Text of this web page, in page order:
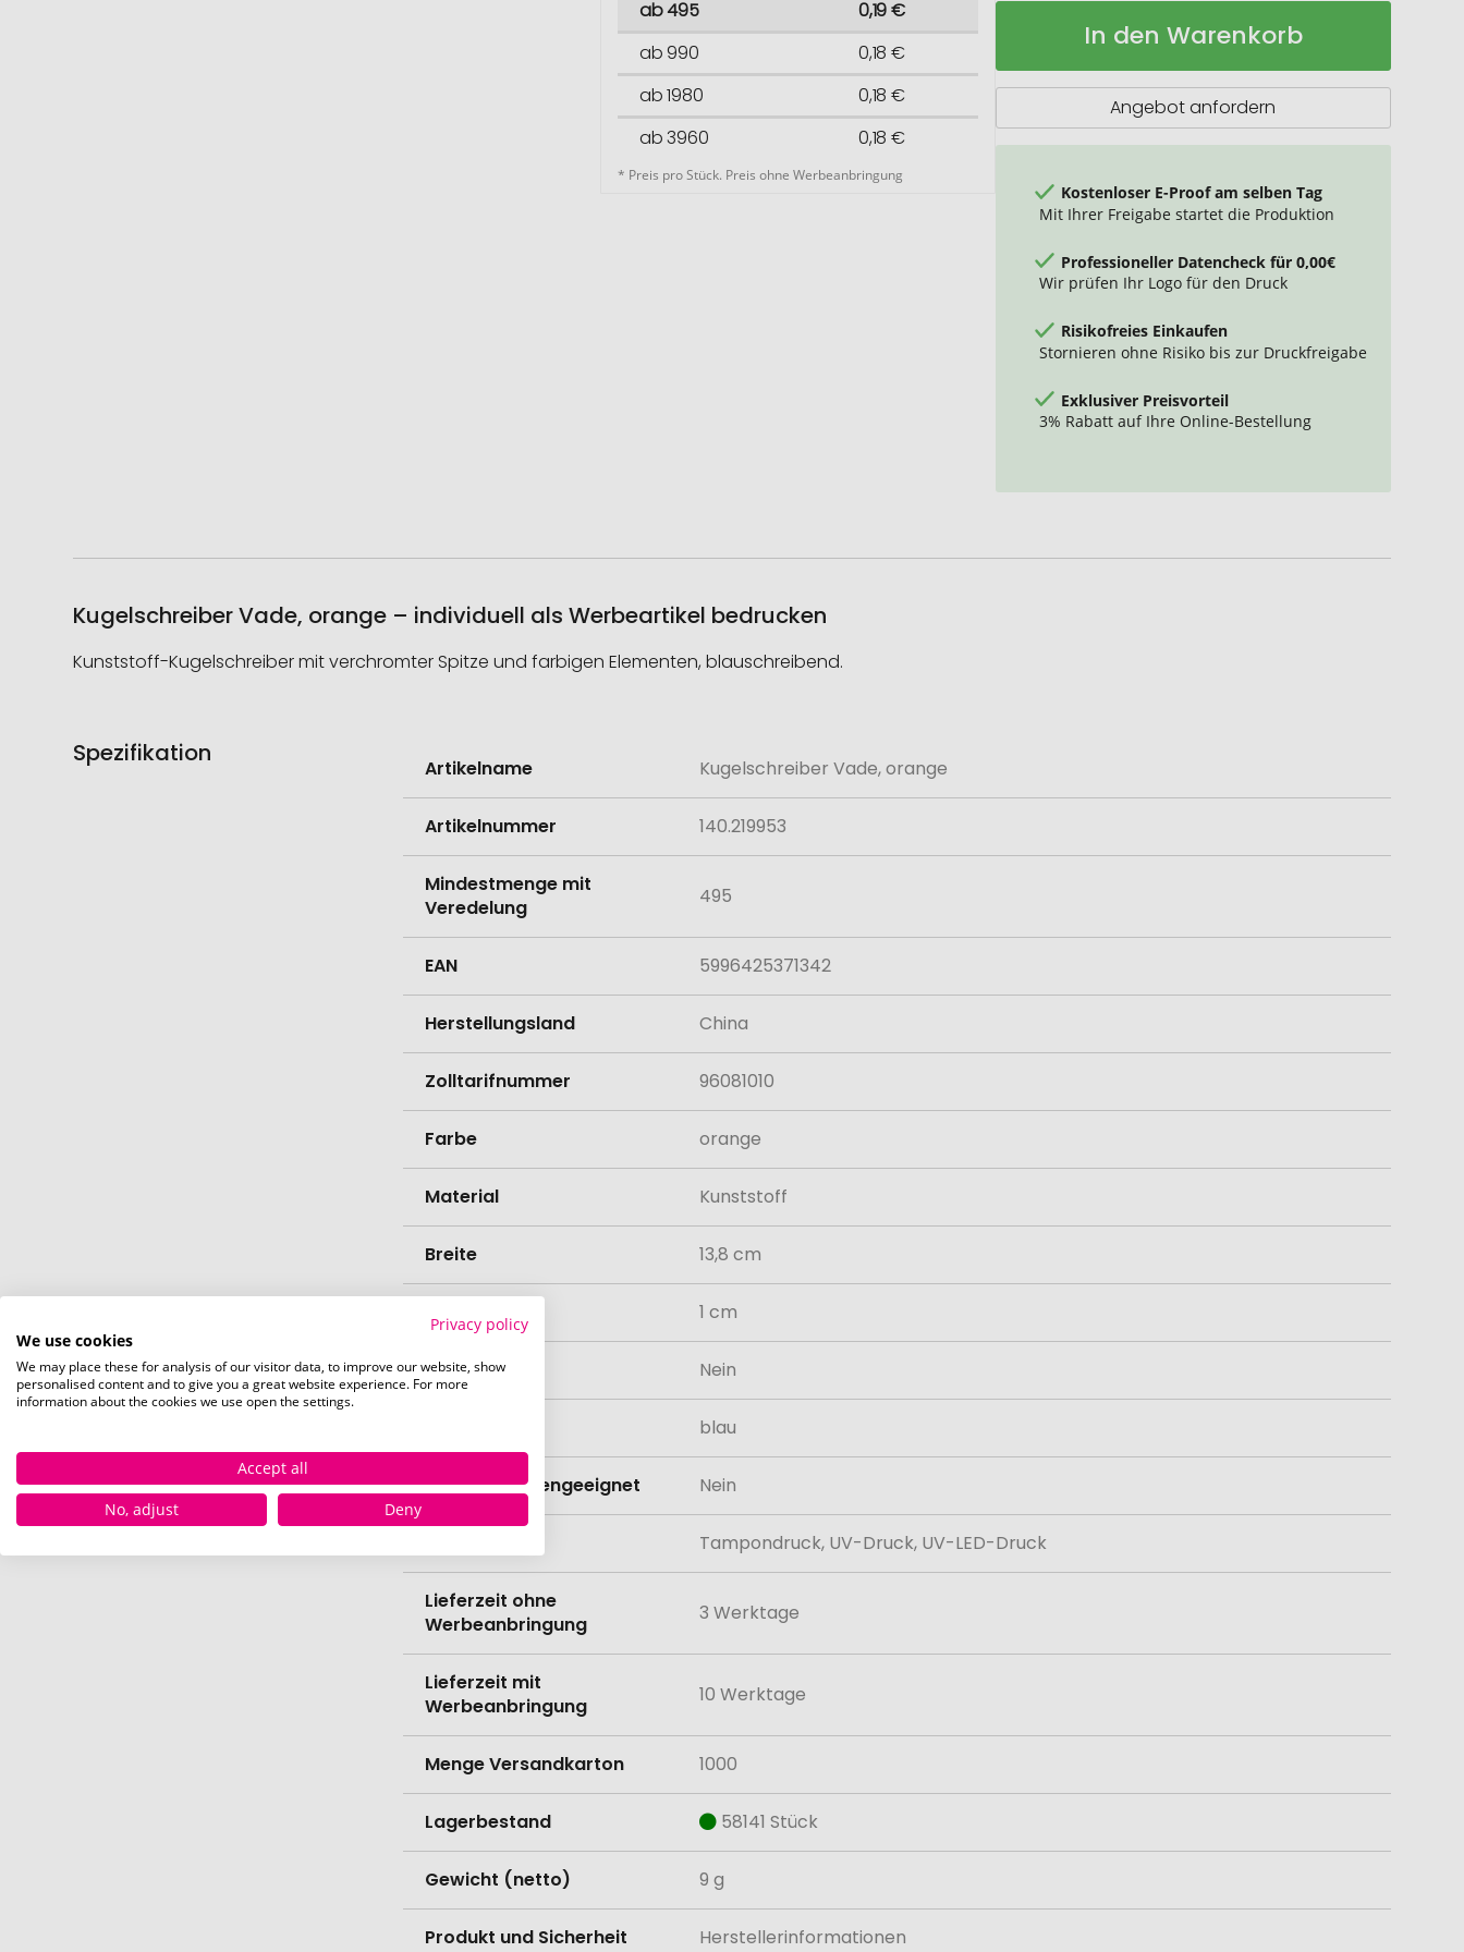
ab 495
0,19 €
ab 990
0,18 €
ab 1980
0,18 €
ab 3960
0,18 €
* Preis pro Stück. Preis ohne Werbeanbringung
Kugelschreiber
Auf
In den Warenkorb
Angebot anfordern
Kostenloser E-Proof am selben Tag
Mit Ihrer Freigabe startet die Produktion
Professioneller Datencheck für 0,00€
Wir prüfen Ihr Logo für den Druck
Risikofreies Einkaufen
Stornieren ohne Risiko bis zur Druckfreigabe
Exklusiver Preisvorteil
3% Rabatt auf Ihre Online-Bestellung
Kugelschreiber Vade, orange – individuell als Werbeartikel bedrucken
Kunststoff-Kugelschreiber mit verchromter Spitze und farbigen Elementen, blauschreibend.
Spezifikation
Informationen
Artikelname Kugelschreiber Vade, orange
Artikelnummer 140.219953
Mindestmenge mit
Veredelung
495
EAN 5996425371342
Herstellungsland China
Zolltarifnummer 96081010
Farbe orange
Material Kunststoff
Breite 13,8 cm
Durchmesser 1 cm
Bio-Produkt Nein
blau
Spülmaschinengeeignet Nein
Tampondruck, UV-Druck, UV-LED-Druck
Lieferzeit ohne
Werbeanbringung
3 Werktage
Lieferzeit mit
Werbeanbringung
10 Werktage
Menge Versandkarton 1000
Lagerbestand 58141 Stück
Gewicht (netto) 9 g
Produkt und Sicherheit Herstellerinformationen
Privacy policy
We use cookies
We may place these for analysis of our visitor data, to improve our website, show
personalised content and to give you a great website experience. For more
information about the cookies we use open the settings.
Accept all
No, adjust
Deny